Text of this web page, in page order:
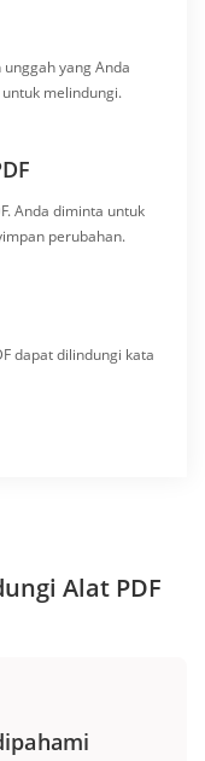
unggah yang Anda
melindungi.
Anda diminta untuk
perubahan.
dapat dilindungi kata
Alat PDF